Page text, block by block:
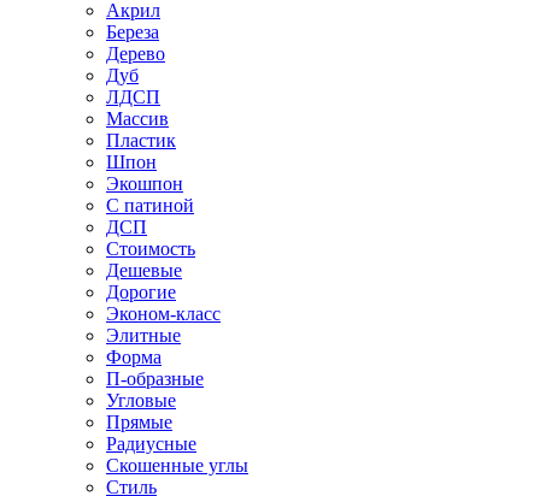
Акрил
Береза
Дерево
Дуб
ЛДСП
Массив
Пластик
Шпон
Экошпон
С патиной
ДСП
Стоимость
Дешевые
Дорогие
Эконом-класс
Элитные
Форма
П-образные
Угловые
Прямые
Радиусные
Скошенные углы
Стиль